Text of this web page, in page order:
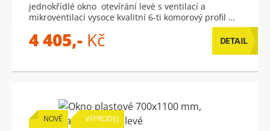
jednokřídlé okno otevírání levé s ventilací a
mikroventilací vysoce kvalitní 6-ti komorový profil …
4 405,- Kč DETAIL
NOVÉ VÝPRODEJ